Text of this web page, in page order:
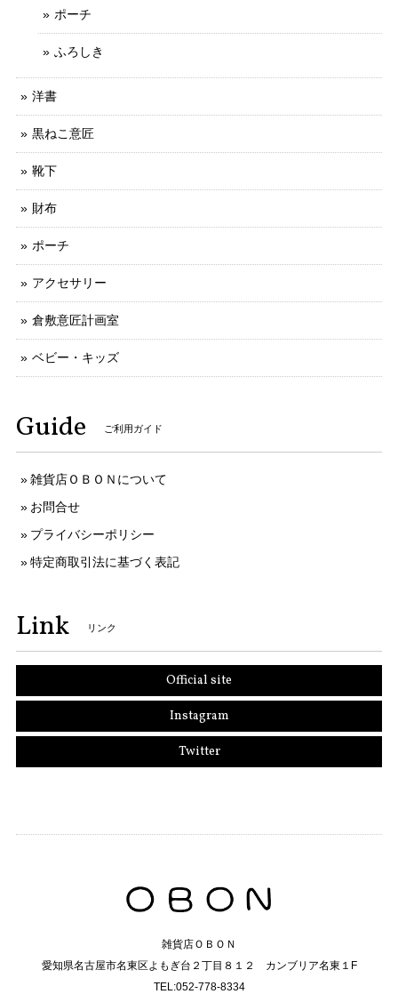
ポーチ
ふろしき
洋書
黒ねこ意匠
靴下
財布
ポーチ
アクセサリー
倉敷意匠計画室
ベビー・キッズ
Guide ご利用ガイド
雑貨店ＯＢＯＮについて
お問合せ
プライバシーポリシー
特定商取引法に基づく表記
Link リンク
Official site
Instagram
Twitter
雑貨店ＯＢＯＮ
愛知県名古屋市名東区よもぎ台２丁目８１２ カンブリア名東１F
TEL:052-778-8334